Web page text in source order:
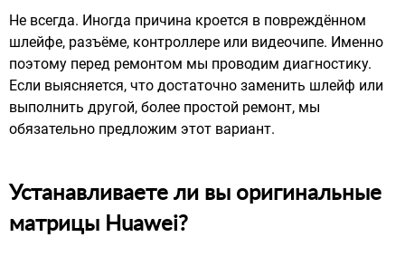
Не всегда. Иногда причина кроется в повреждённом
шлейфе, разъёме, контроллере или видеочипе. Именно
поэтому перед ремонтом мы проводим диагностику.
Если выясняется, что достаточно заменить шлейф или
выполнить другой, более простой ремонт, мы
обязательно предложим этот вариант.
Устанавливаете ли вы оригинальные
матрицы Huawei?